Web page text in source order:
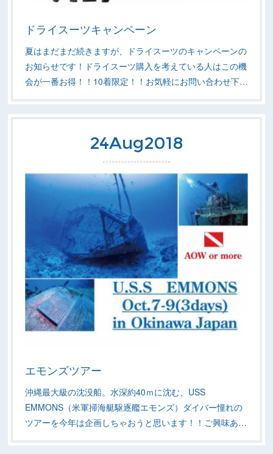
ドライスーツキャンペーン
夏はまだまだ続きますが、ドライスーツのキャンペーンの
お知らせです！ドライスーツ購入を考えている人はこの機
会が一番お得！！10着限定！！お気軽にお問い合わせ下…
24Aug2018
エモンズツアー
沖縄最大級の沈没船。水深約40ｍに沈む、USS
EMMONS（米軍掃海艇駆逐艦エモンズ）ダイバー憧れの
ツアーを今年は企画しちゃおうと思います！！ご興味あ…